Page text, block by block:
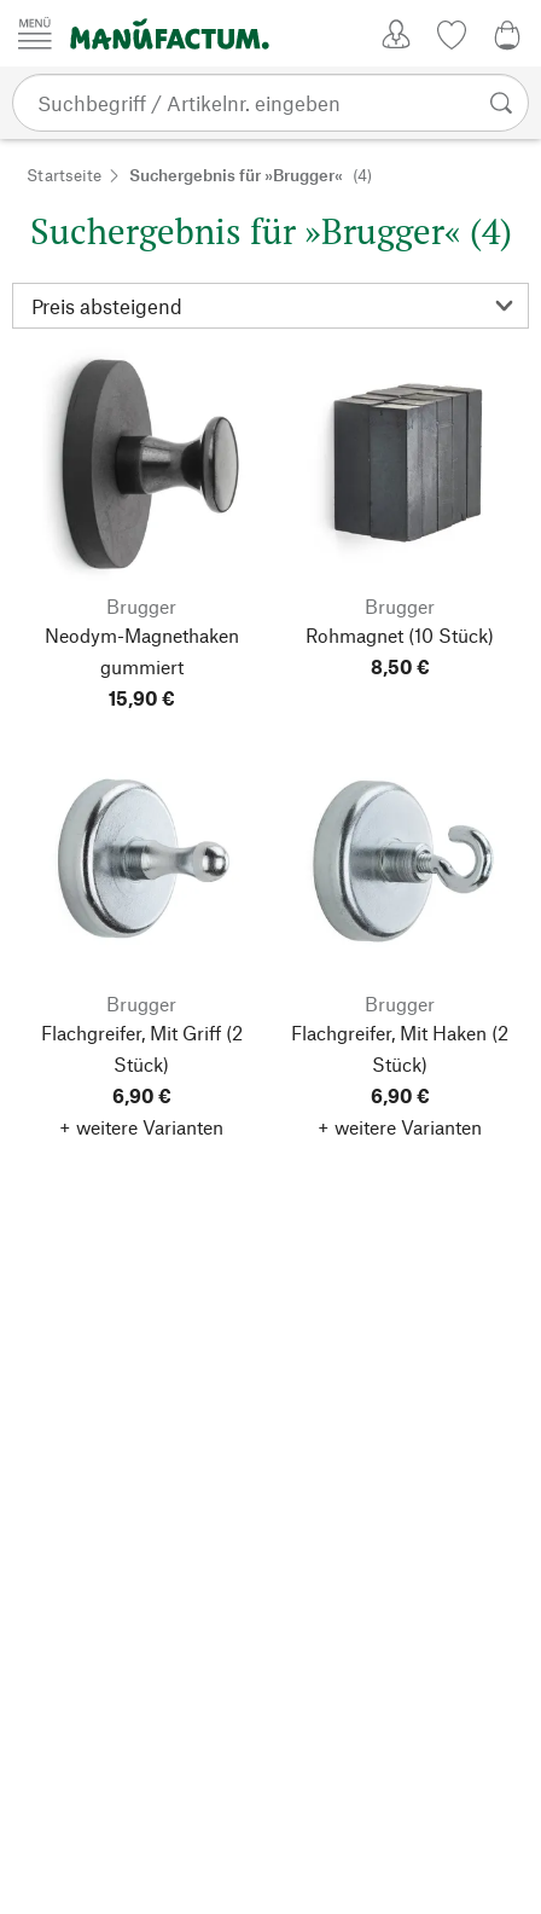
Zum Inhalt springen
Startseite Suchergebnis für »Brugger« (4)
Suchergebnis für »Brugger« (4)
Brugger
Neodym-Magnethaken
gummiert
15,90 €
Brugger
Rohmagnet (10 Stück)
8,50 €
Brugger
Flachgreifer, Mit Griff(2
Stück)
6,90 €
+ weitere Varianten
Brugger
Flachgreifer, Mit Haken (2
Stück)
6,90 €
+ weitere Varianten